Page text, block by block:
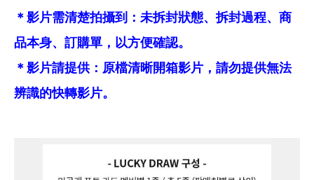
＊影片需清楚拍攝到：未拆封狀態、拆封過程、商
品本身、訂購單，以方便確認。
＊影片請提供：原檔清晰開箱影片，請勿提供無法
辨識的快轉影片。